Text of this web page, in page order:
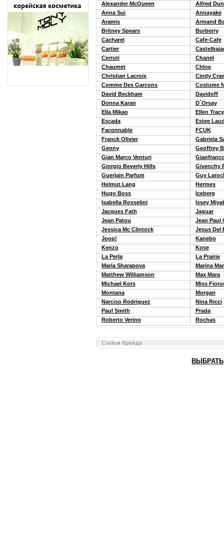
Alexander McQueen
Alfred
Anna Sui
Annayake
Aramis
Armand
Britney Spears
Burberry
Cacharel
Cafe-Cafe
Cartier
Cerruti
Chanel
Chaumet
Chloe
Christian Lacroix
Cindy
Comme Des Garcons
Costume
David Beckham
Davidoff
Donna Karan
D`Orsay
Ella Mikao
Ellen Tracy
Escada
Estee
Faconnable
FCUK
Franck Olivier
Gabriela
Genny
Geoffrey
Gian Marco Venturi
Giorgio Beverly Hills
Givenchy
Guerlain Parfum
Guy
Helmut Lang
Hermes
Hugo Boss
Iceberg
Isabella Rosselini
Issey
Jacques Fath
Jaguar
Jean Patou
Jean Paul
Jessica Mc Clintock
Jesus Del
Joop!
Kanebo
Kenzo
Kose
La Perla
La Prairie
Maria Sharapova
Marina
Matthew Williamson
Max Mara
Michael Kors
Miss
Montana
Morgan
Narciso Rodriguez
Nina Ricci
Paul Smith
Prada
Roberto Verino
Rochas
Статьи бренда